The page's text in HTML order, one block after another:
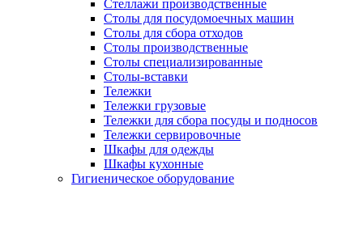
Стеллажи производственные
Столы для посудомоечных машин
Столы для сбора отходов
Столы производственные
Столы специализированные
Столы-вставки
Тележки
Тележки грузовые
Тележки для сбора посуды и подносов
Тележки сервировочные
Шкафы для одежды
Шкафы кухонные
Гигиеническое оборудование